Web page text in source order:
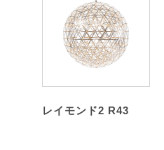
レイモンド2 R43